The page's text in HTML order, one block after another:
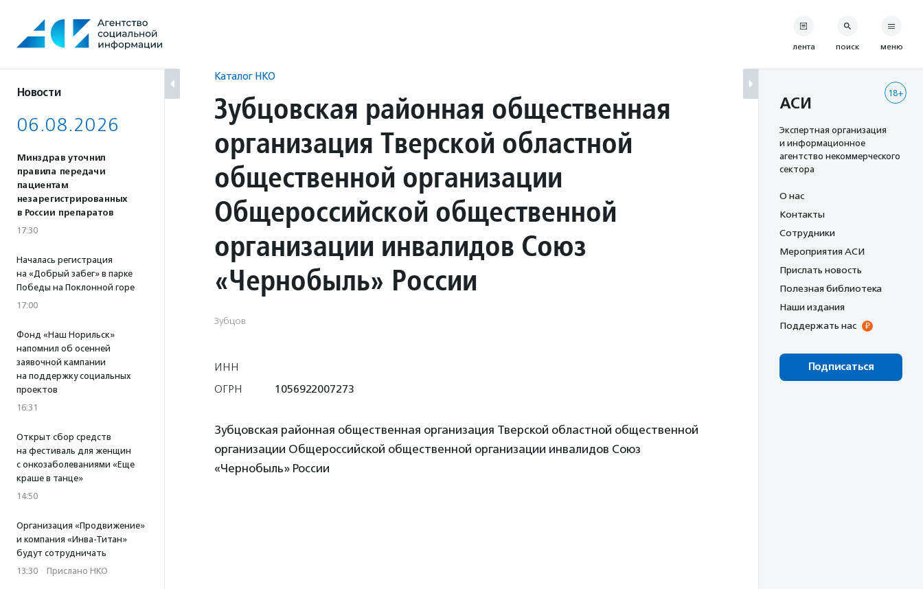
содержанию
Новости
06.08.2026
Минздрав уточнил
правила передачи
пациентам
незарегистрированных
в России препаратов
17:30
Началась регистрация
на «Добрый забег» в парке
Победы на Поклонной горе
17:00
Фонд «Наш Норильск»
напомнил об осенней
заявочной кампании
на поддержку социальных
проектов
16:31
Открыт сбор средств
на фестиваль для женщин
с онкозаболеваниями «Еще
краше в танце»
14:50
Организация «Продвижение»
и компания «Инва-Титан»
будут сотрудничать
13:30 · Прислано НКО
Каталог НКО
Зубцовская районная общественная
организация Тверской областной
общественной организации
Общероссийской общественной
организации инвалидов Союз
«Чернобыль» России
Зубцов
ИНН
ОГРН
1056922007273
Зубцовская районная общественная организация Тверской областной общественной
организации Общероссийской общественной организации инвалидов Союз
«Чернобыль» России
лента поиск меню
18+
АСИ
Экспертная организация
и информационное
агентство некоммерческого
сектора
О нас
Контакты
Сотрудники
Мероприятия АСИ
Прислать новость
Полезная библиотека
Наши издания
Поддержать нас
Подписаться